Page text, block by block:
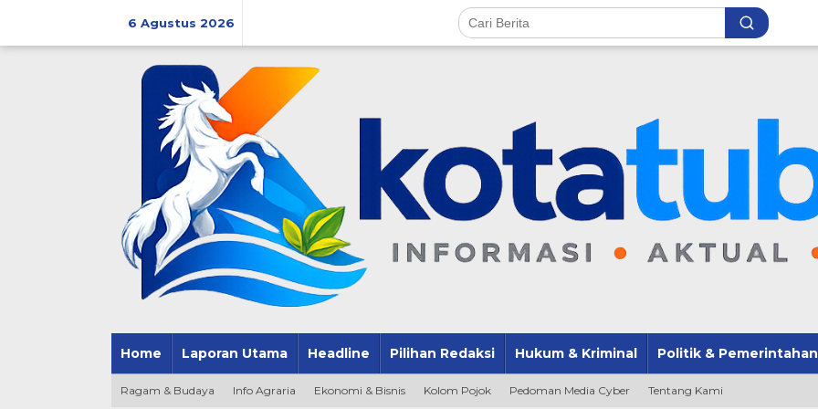
6 Agustus 2026
Home Laporan Utama Headline Pilihan Redaksi Hukum & Kriminal Politik & Pemerintahan
Ragam & Budaya Info Agraria Ekonomi & Bisnis Kolom Pojok Pedoman Media Cyber Tentang Kami